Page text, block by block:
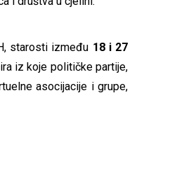
starosti između 18 i 27
iz koje političke partije,
asocijacije i grupe,